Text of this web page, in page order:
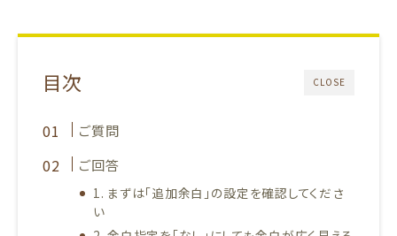
CLOSE
目次
ご質問
ご回答
1. まずは「追加余白」の設定を確認してくださ
い